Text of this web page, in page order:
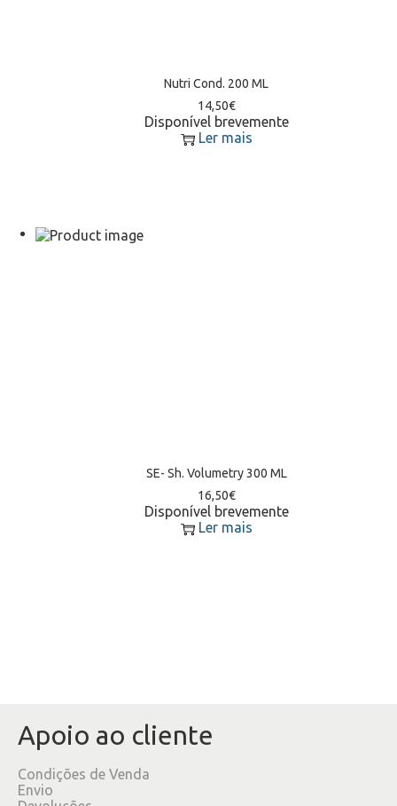
Nutri Cond. 200 ML
14,50€
Disponível brevemente
Ler mais
SE- Sh. Volumetry 300 ML
16,50€
Disponível brevemente
Ler mais
Apoio ao cliente
Condições de Venda
Envio